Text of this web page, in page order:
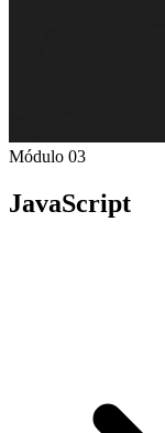
Módulo 03
JavaScript